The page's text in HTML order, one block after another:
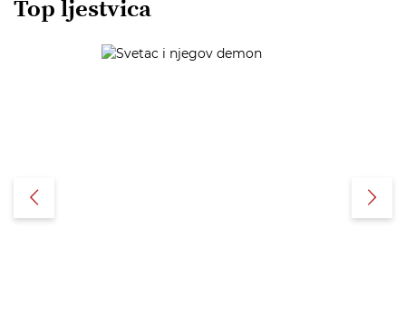
Top ljestvica